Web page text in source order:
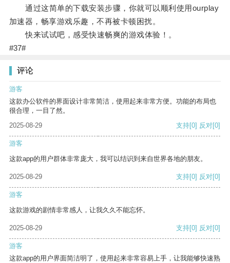
通过这简单的下载安装步骤，你就可以顺利使用ourplay
加速器，畅享游戏乐趣，不再被卡顿困扰。
快来试试吧，感受快速畅爽的游戏体验！。
#37#
评论
游客
这款办公软件的界面设计非常简洁，使用起来非常方便。功能的布局也
很合理，一目了然。
2025-08-29
支持[0] 反对[0]
游客
这款app的用户群体非常庞大，我可以结识到来自世界各地的朋友。
2025-08-29 支持[0] 反对[0]
游客
这款游戏的剧情非常感人，让我久久不能忘怀。
2025-08-29 支持[0] 反对[0]
游客
这款app的用户界面简洁明了，使用起来非常容易上手，让我能够快速熟